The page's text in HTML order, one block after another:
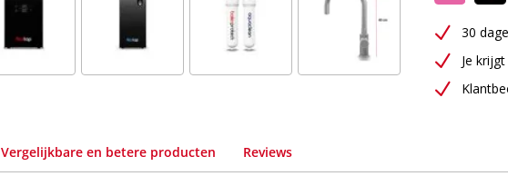
N 30
N Je krijgt
N
Vergelijkbare en betere producten Reviews